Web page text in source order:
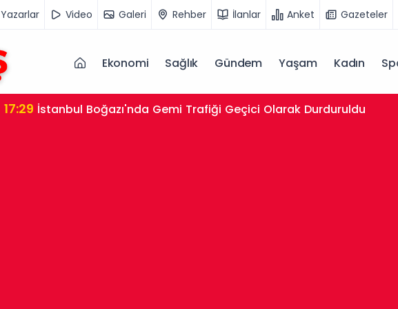
Yazarlar Video Galeri Rehber İlanlar Anket Gazeteler
Ekonomi Sağlık Gündem Yaşam Kadın
17:29 İstanbul Boğazı'nda Gemi Trafiği Geçici Olarak Durduruldu